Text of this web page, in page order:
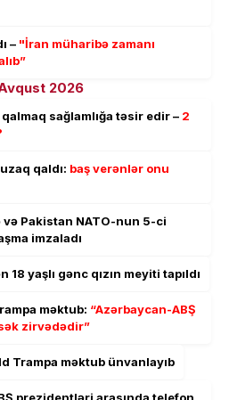
– "İran müharibə zamanı
2026
sağlamlığa təsir edir – 2
qaldı: baş verənlər onu
Pakistan NATO-nun 5-ci
imzaladı
18 yaşlı gənc qızın meyiti tapıldı
məktub: “Azərbaycan-ABŞ
zirvədədir”
Trampa məktub ünvanlayıb